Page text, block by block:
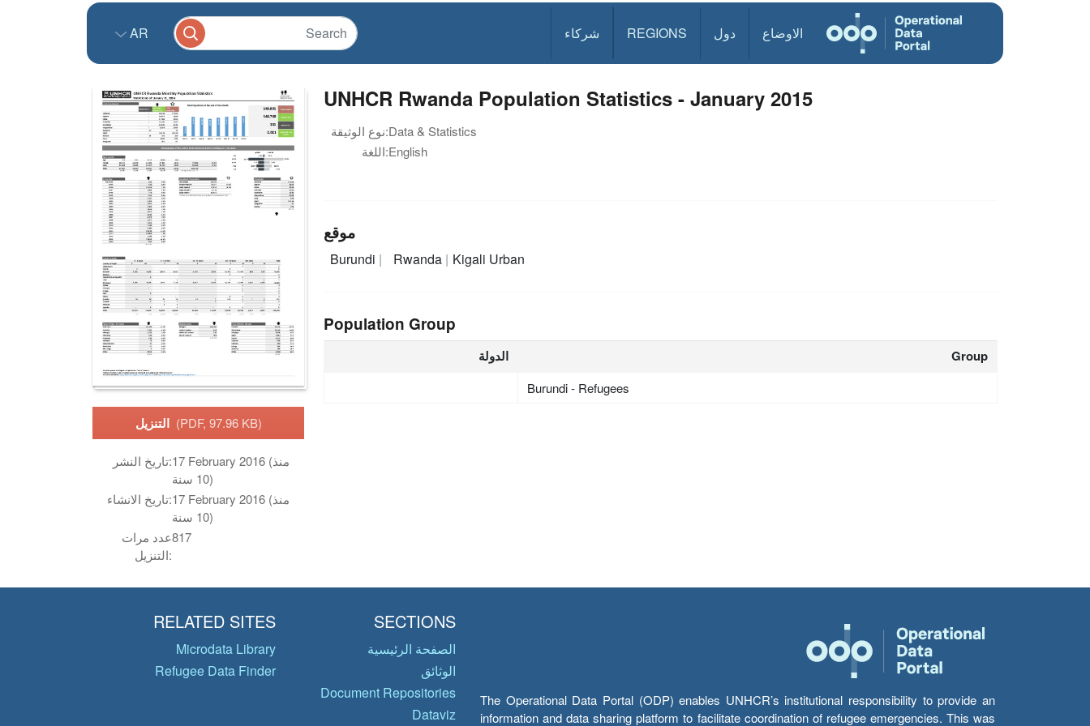
الاوضاع دول REGIONS شركاء AR
التنزيل (PDF, 97.96 KB)
تاريخ النشر:17 February 2016 (منذ
10 سنة)
تاريخ الانشاء:17 February 2016 (منذ
10 سنة)
عدد مرات
التنزيل:
817
UNHCR Rwanda Population Statistics - January 2015
نوع الوثيقة:Data & Statistics
اللغة:English
موقع
Burundi Rwanda Kigali Urban
Population Group
الدولة Group
Burundi - Refugees
The Operational Data Portal (ODP) enables UNHCR’s institutional responsibility to provide an
information and data sharing platform to facilitate coordination of refugee emergencies. This was
SECTIONS
الصفحة الرئيسية
الوثائق
Document Repositories
Dataviz
RELATED SITES
Microdata Library
Refugee Data Finder